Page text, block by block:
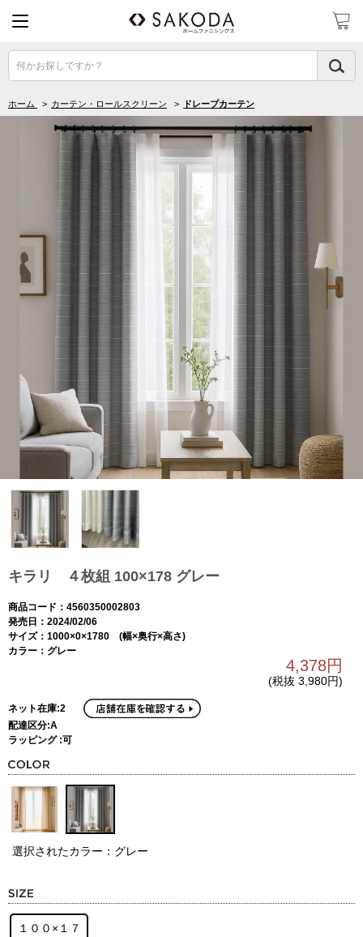
何かお探しですか？
ホーム > カーテン・ロールスクリーン > ドレープカーテン
キラリ ４枚組 100×178 グレー
商品コード：4560350002803
発売日：2024/02/06
サイズ：1000×0×1780 (幅×奥行×高さ)
カラー：グレー
4,378円
(税抜 3,980円)
ネット在庫:2
配達区分:A
ラッピング :可
選択されたカラー：グレー
１００×１７